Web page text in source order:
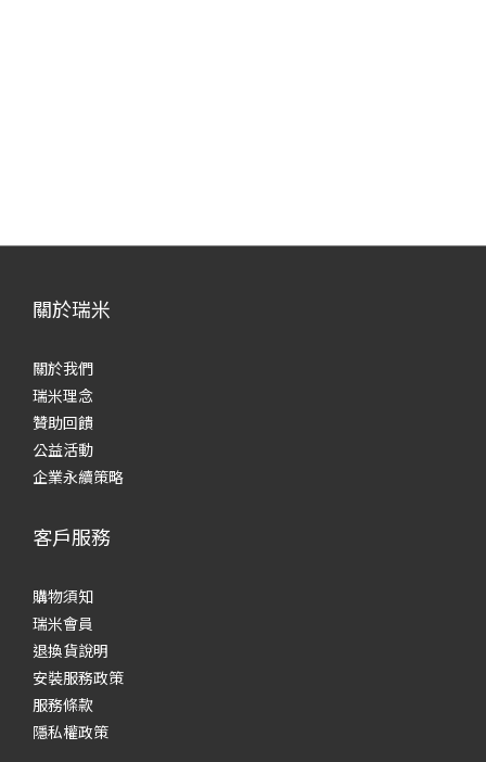
關於瑞米
關於我們
瑞米理念
贊助回饋
公益活動
企業永續策略
客戶服務
購物須知
瑞米會員
退換貨說明
安裝服務政策
服務條款
隱私權政策